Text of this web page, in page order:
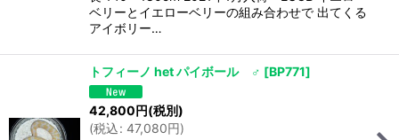
ベリーとイエローベリーの組み合わせで 出てくる
アイボリー…
トフィーノ het パイボール ♂ [BP771]
42,800円(税別)
(税込: 47,080円)